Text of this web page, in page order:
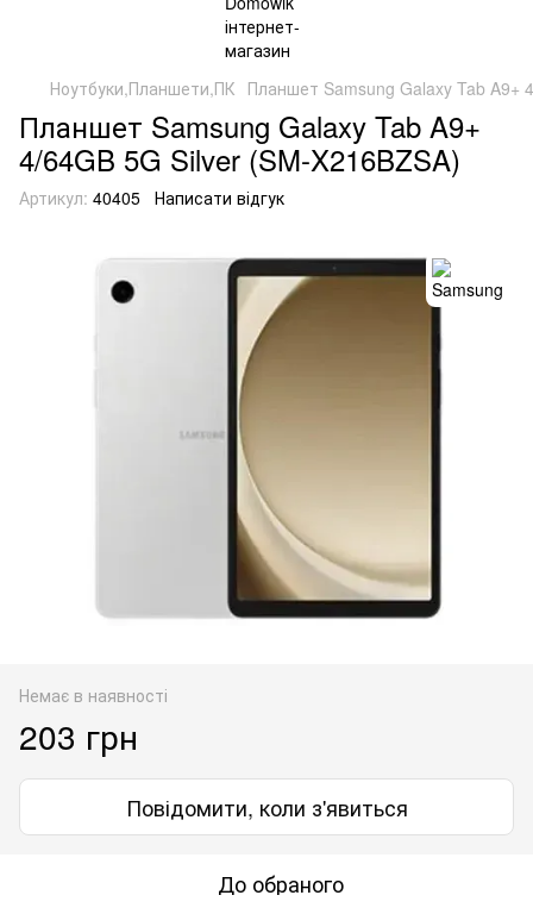
Ноутбуки,Планшети,ПК Планшет Samsung Galaxy Tab A9+
Планшет Samsung Galaxy Tab A9+
4/64GB 5G Silver (SM-X216BZSA)
Артикул: 40405 Написати відгук
Немає в наявності
203 грн
Повідомити, коли з'явиться
До обраного